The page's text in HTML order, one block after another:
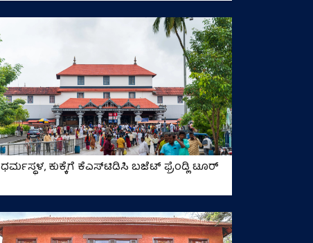
ಧರ್ಮಸ್ಥಳ, ಕುಕ್ಕೆಗೆ ಕೆಎಸ್‌ಟಿಡಿಸಿ ಬಜೆಟ್ ಫ್ರೆಂಡ್ಲಿ ಟೂರ್